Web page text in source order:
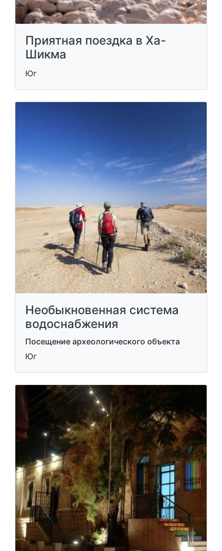
Приятная поездка в Ха-
Шикма
Юг
Необыкновенная система
водоснабжения
Посещение археологического объекта
Юг